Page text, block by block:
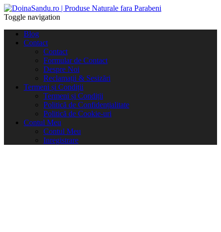
Toggle navigation
Blog
Contact
Contact
Formular de Contact
Despre Noi
Reclamații & Sesizări
Termeni și Condiții
Termeni și Condiții
Politică de Confidențialitate
Politică de Cookie-uri
Contul Meu
Contul Meu
Inregistrare